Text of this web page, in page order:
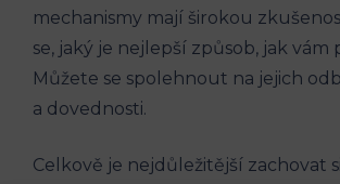
mechanismy mají širokou
se, jaký je nejlepší způsob, jak vám
Můžete se spolehnout na jejich
a dovednosti.
Celkově je nejdůležitější zachovat